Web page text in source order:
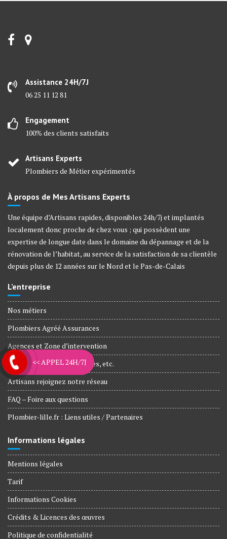
Assistance 24H/7J
06 25 11 12 81
Engagement
100% des clients satisfaits
Artisans Experts
Plombiers de Métier expérimentés
À propos de Mes Artisans Experts
Une équipe d’Artisans rapides, disponibles 24h/7j et implantés
localement donc proche de chez vous ; qui possèdent une
expertise de longue date dans le domaine du dépannage et de la
rénovation de l’habitat, au service de la satisfaction de sa clientèle
depuis plus de 12 années sur le Nord et le Pas-de-Calais
L’entreprise
Nos métiers
Plombiers Agréé Assurances
Agences et Zone d’intervention
Nos engagements, Garanties, etc.
Artisans rejoignez notre réseau
FAQ – Foire aux questions
Plombier-lille.fr : Liens utiles / Partenaires
Informations légales
Mentions légales
Tarif
Informations Cookies
Crédits & Licences des œuvres
Politique de confidentialité
<< APPEL 24H/7J